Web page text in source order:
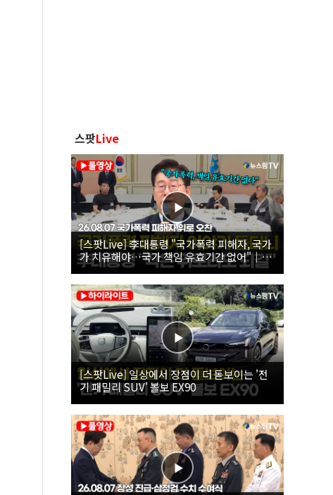
스팟Live
[스팟Live] 李대통령 "국가폭력 피해자, 국가
가 치유해야…국가 책임 유효기간 없어"｜
26.08.07 국가폭력 피해자 위로 오찬
[스팟Live] 일상에서 장점이 더 돋보이는 '전
기 패밀리 SUV' 볼보 EX90